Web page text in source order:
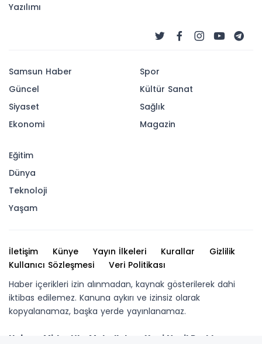
Yazılımı
Samsun Haber
Güncel
Siyaset
Ekonomi
Spor
Kültür Sanat
Sağlık
Magazin
Eğitim
Dünya
Teknoloji
Yaşam
İletişim Künye Yayın İlkeleri Kurallar
Gizlilik
Kullanıcı Sözleşmesi
Veri Politikası
Haber içerikleri izin alınmadan, kaynak gösterilerek dahi
iktibas edilemez. Kanuna aykırı ve izinsiz olarak
kopyalanamaz, başka yerde yayınlanamaz.
Haber : Midyat’ta Mahallelere Yeni Nesil Parklar